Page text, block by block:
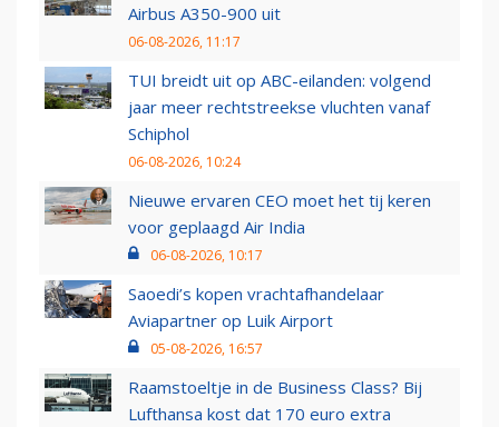
Airbus A350-900 uit
06-08-2026, 11:17
TUI breidt uit op ABC-eilanden: volgend
jaar meer rechtstreekse vluchten vanaf
Schiphol
06-08-2026, 10:24
Nieuwe ervaren CEO moet het tij keren
voor geplaagd Air India
06-08-2026, 10:17
Saoedi’s kopen vrachtafhandelaar
Aviapartner op Luik Airport
05-08-2026, 16:57
Raamstoeltje in de Business Class? Bij
Lufthansa kost dat 170 euro extra